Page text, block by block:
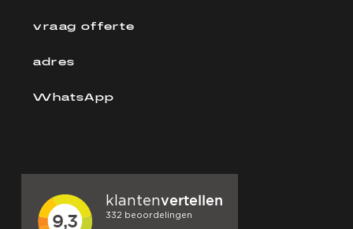
vraag offerte
adres
WhatsApp